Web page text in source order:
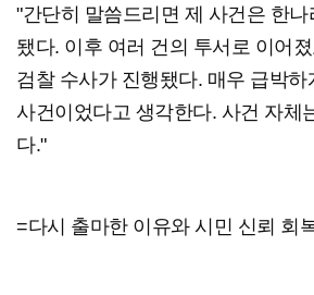
"간단히 말씀드리면 제 사건은 한
됐다. 이후 여러 건의 투서로 이어
검찰 수사가 진행됐다. 매우 급박
사건이었다고 생각한다. 사건 자체
다."
=다시 출마한 이유와 시민 신뢰 회